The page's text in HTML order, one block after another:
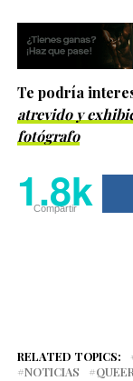
Te podría
atrevido y
fotógrafo
1.8k
Compartir
RELATED TOPICS:
NOTICIAS
QUEER